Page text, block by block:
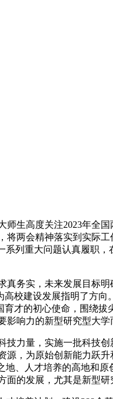
生高度关注2023年全
将两会精神落实到实际
列重大问题认真履职
真务实，未来发展目标
校建设发展指明了方向
才的初心使命，围绕拔
响力的新型研究型大学
技力量，实施一批科技
源，为原始创新能力跃
、人才培养的高地和
的发展，尤其是新型研